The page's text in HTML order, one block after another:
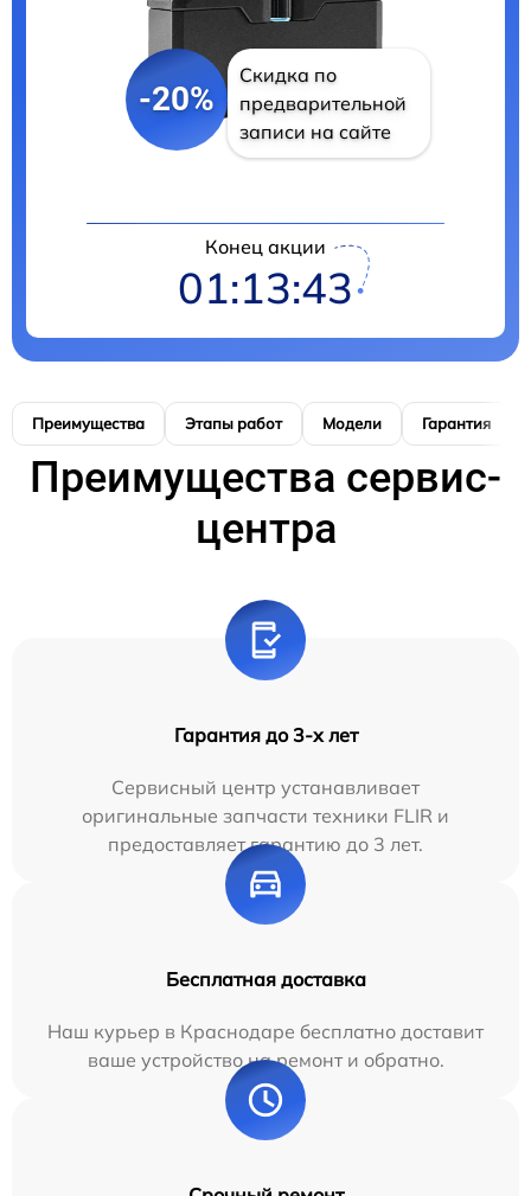
-20%
Скидка по
предварительной
записи на сайте
Конец акции
01:13:42
Преимущества Этапы работ Модели Гарантия
Преимущества сервис-
центра
Гарантия до 3-х лет
Сервисный центр устанавливает
оригинальные запчасти техники FLIR и
предоставляет гарантию до 3 лет.
Бесплатная доставка
Наш курьер в Краснодаре бесплатно доставит
ваше устройство на ремонт и обратно.